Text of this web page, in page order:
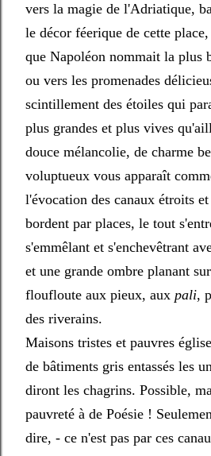
vers la magie de l'Adriatique,
le décor féerique de cette
que Napoléon nommait la plus
ou vers les promenades
scintillement des étoiles qui
plus grandes et plus vives
douce mélancolie, de charme
voluptueux vous apparaît
l'évocation des canaux étroits
bordent par places, le tout
s'emmêlant et s'enchevêtrant
et une grande ombre planant
floufloute aux pieux, aux pali,
des riverains.
Maisons tristes et pauvres
de bâtiments gris entassés les
diront les chagrins. Possible,
pauvreté à de Poésie !
dire, - ce n'est pas par ces